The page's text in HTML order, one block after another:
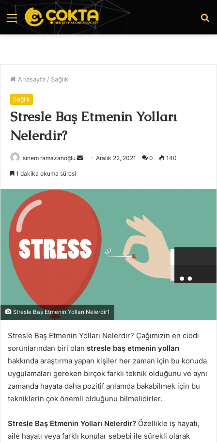
Menü
Anasayfa / Sağlık
Sağlık
Stresle Baş Etmenin Yolları
Nelerdir?
sinem ramazanoğlu
Bir
Aralık 22, 2021 0 140
1 dakika okuma süresi
Stresle Baş Etmenin Yolları Nelerdir1
Stresle Baş Etmenin Yolları Nelerdir? Çağımızın en ciddi
sorunlarından biri olan stresle baş etmenin yolları
hakkında araştırma yapan kişiler her zaman için bu konuda
uygulamaları gereken birçok farklı teknik olduğunu ve aynı
zamanda hayata daha pozitif anlamda bakabilmek için bu
tekniklerin çok önemli olduğunu bilmelidirler.
Stresle Baş Etmenin Yolları Nelerdir? Özellikle iş hayatı,
aile hayatı veya farklı konular sebebi ile sürekli olarak